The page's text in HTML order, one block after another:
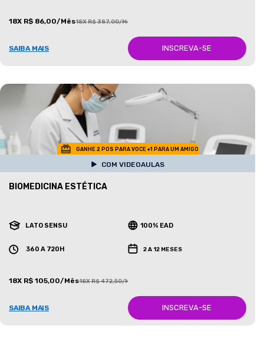
18X R$ 86,00/Mês18X R$ 387,00/Mês
SAIBA MAIS INSCREVA-SE
GANHE 2 POS PARA VOCE +1 PARA UM AMIGO
COM VIDEOAULAS
BIOMEDICINA ESTÉTICA
LATO SENSU 100% EAD
360 A 720H 2 A 12 MESES
18X R$ 105,00/Mês18X R$ 472,50/Mês
SAIBA MAIS INSCREVA-SE